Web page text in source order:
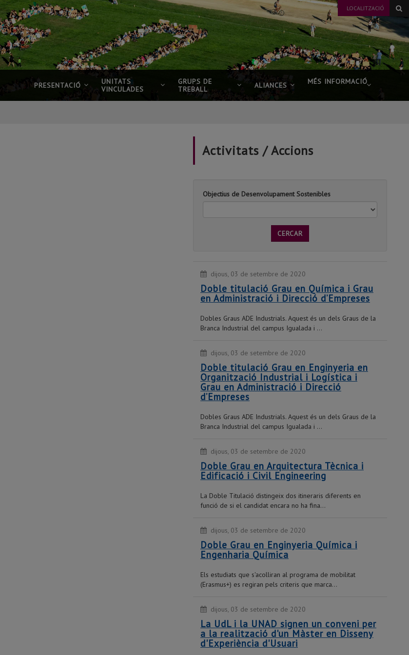
LOCALITZACIÓ
PRESENTACIÓ
UNITATS
VINCULADES
GRUPS DE
TREBALL
ALIANCES MÉS INFORMACIÓ
Activitats / Accions
Objectius de Desenvolupament Sostenibles
CERCAR
dijous, 03 de setembre de 2020
Doble titulació Grau en Química i Grau
en Administració i Direcció d’Empreses
Dobles Graus ADE Industrials. Aquest és un dels Graus de la
Branca Industrial del campus Igualada i ...
dijous, 03 de setembre de 2020
Doble titulació Grau en Enginyeria en
Organització Industrial i Logística i
Grau en Administració i Direcció
d’Empreses
Dobles Graus ADE Industrials. Aquest és un dels Graus de la
Branca Industrial del campus Igualada i ...
dijous, 03 de setembre de 2020
Doble Grau en Arquitectura Tècnica i
Edificació i Civil Engineering
La Doble Titulació distingeix dos itineraris diferents en
funció de si el candidat encara no ha fina...
dijous, 03 de setembre de 2020
Doble Grau en Enginyeria Química i
Engenharia Química
Els estudiats que s'acolliran al programa de mobilitat
(Erasmus+) es regiran pels criteris que marca...
dijous, 03 de setembre de 2020
La UdL i la UNAD signen un conveni per
a la realització d'un Màster en Disseny
d'Experiència d'Usuari